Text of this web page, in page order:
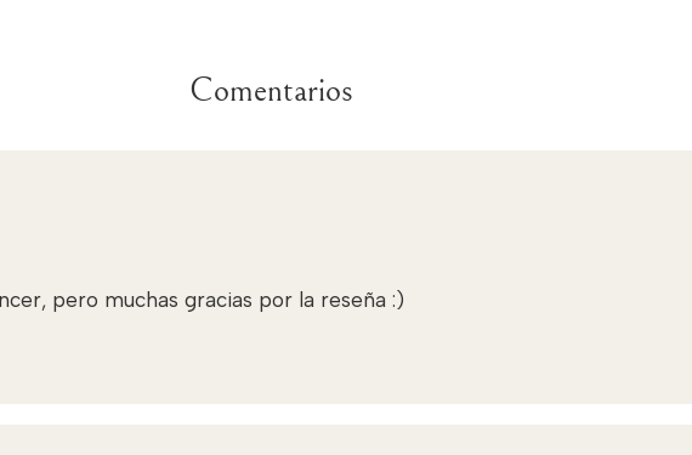
Comentarios
pero muchas gracias por la reseña :)